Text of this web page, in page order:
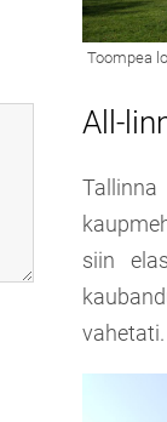
All-
siin
vahetati.